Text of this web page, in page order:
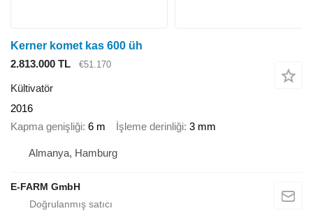
Kerner komet kas 600 üh
2.813.000 TL
€51.170
Kültivatör
2016
Kapma genişliği 6 m İşleme derinliği 3 mm
Almanya, Hamburg
E-FARM GmbH